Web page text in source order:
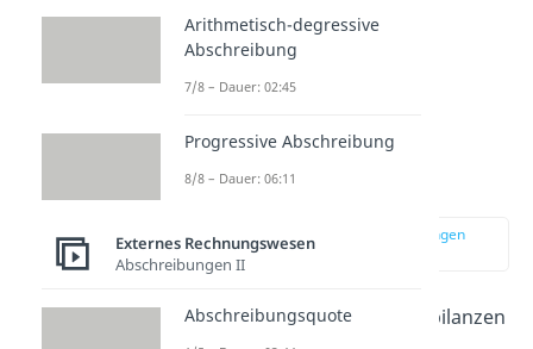
Handels- und
Steuerbilanzen
zur Stelle im Video springen
(03:42)
Handelsbilanzen und
Steuerbilanzen
Arithmetisch-degressive
Abschreibung
7/8 – Dauer: 02:45
Progressive Abschreibung
8/8 – Dauer: 06:11
Externes Rechnungswesen
Abschreibungen II
Abschreibungsquote